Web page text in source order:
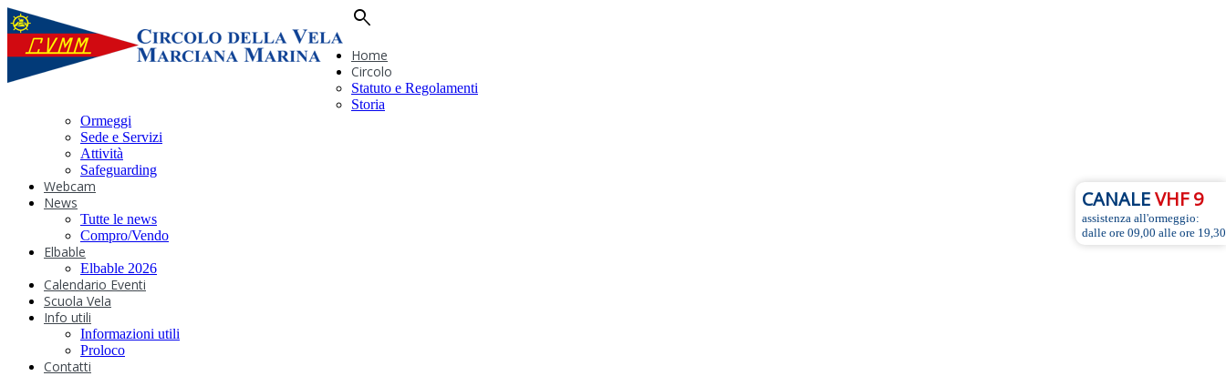
search
Home
Circolo
Statuto e Regolamenti
Storia
Ormeggi
Sede e Servizi
Attività
Safeguarding
Webcam
News
Tutte le news
Compro/Vendo
Elbable
Elbable 2026
Calendario Eventi
Scuola Vela
Info utili
Informazioni utili
Proloco
Contatti
CANALEVHF 9
assistenza all'ormeggio:
dalle ore 09,00 alle ore 19,30